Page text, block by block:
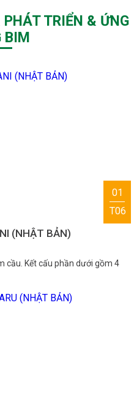
TRIỂN & ỨNG
BIM
01
T06
(NHẬT BẢN)
cầu. Kết cấu phần dưới gồm 4